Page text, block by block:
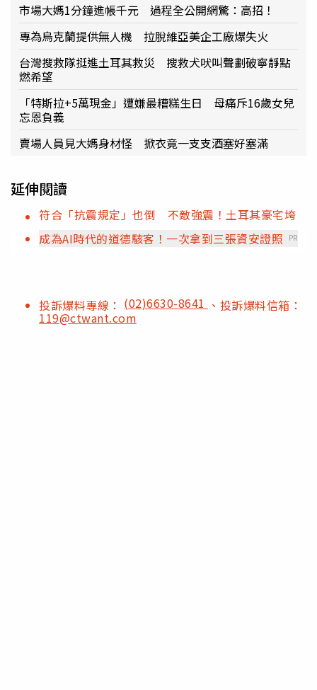
市場大媽1分鐘進帳千元 過程全公開網驚：高招！
專為烏克蘭提供無人機 拉脫維亞美企工廠爆失火
台灣搜救隊挺進土耳其救災 搜救犬吠叫聲劃破寧靜點
燃希望
「特斯拉+5萬現金」遭嫌最糟糕生日 母痛斥16歲女兒
忘恩負義
賣場人員見大媽身材怪 掀衣竟一支支酒塞好塞滿
延伸閱讀
符合「抗震規定」也倒 不敵強震！土耳其豪宅垮
成為AI時代的道德駭客！一次拿到三張資安證照
PR
投訴爆料專線： (02)6630-8641 、投訴爆料信箱：
119@ctwant.com